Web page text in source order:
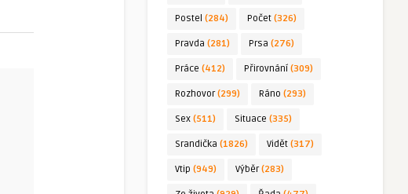
Postel (284) Počet (326)
Pravda (281) Prsa (276)
Práce (412) Přirovnání (309)
Rozhovor(299) Ráno (293)
Sex (511) Situace (335)
Srandička (1826) Vidět (317)
Vtip (949) Výběr(283)